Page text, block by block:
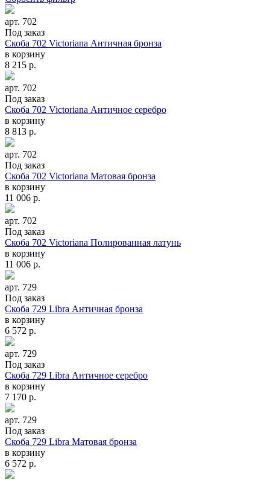
арт. 702
Под заказ
Скоба 702 Victoriana Античная бронза
в корзину
8 215 р.
арт. 702
Под заказ
Скоба 702 Victoriana Античное серебро
в корзину
8 813 р.
арт. 702
Под заказ
Скоба 702 Victoriana Матовая бронза
в корзину
11 006 р.
арт. 702
Под заказ
Скоба 702 Victoriana Полированная латунь
в корзину
11 006 р.
арт. 729
Под заказ
Скоба 729 Libra Античная бронза
в корзину
6 572 р.
арт. 729
Под заказ
Скоба 729 Libra Античное серебро
в корзину
7 170 р.
арт. 729
Под заказ
Скоба 729 Libra Матовая бронза
в корзину
6 572 р.